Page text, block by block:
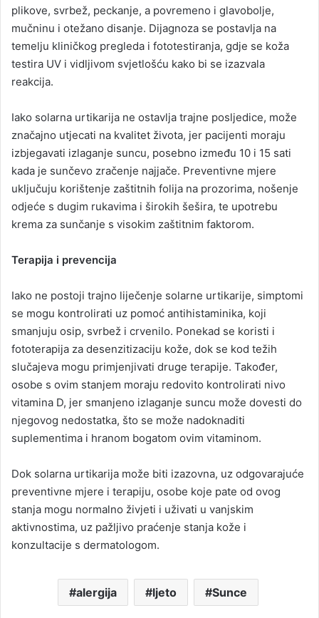
plikove, svrbež, peckanje, a povremeno i glavobolje,
mučninu i otežano disanje. Dijagnoza se postavlja na
temelju kliničkog pregleda i fototestiranja, gdje se koža
testira UV i vidljivom svjetlošću kako bi se izazvala
reakcija.
Iako solarna urtikarija ne ostavlja trajne posljedice, može
značajno utjecati na kvalitet života, jer pacijenti moraju
izbjegavati izlaganje suncu, posebno između 10 i 15 sati
kada je sunčevo zračenje najjače. Preventivne mjere
uključuju korištenje zaštitnih folija na prozorima, nošenje
odjeće s dugim rukavima i širokih šešira, te upotrebu
krema za sunčanje s visokim zaštitnim faktorom.
Terapija i prevencija
Iako ne postoji trajno liječenje solarne urtikarije, simptomi
se mogu kontrolirati uz pomoć antihistaminika, koji
smanjuju osip, svrbež i crvenilo. Ponekad se koristi i
fototerapija za desenzitizaciju kože, dok se kod težih
slučajeva mogu primjenjivati druge terapije. Također,
osobe s ovim stanjem moraju redovito kontrolirati nivo
vitamina D, jer smanjeno izlaganje suncu može dovesti do
njegovog nedostatka, što se može nadoknaditi
suplementima i hranom bogatom ovim vitaminom.
Dok solarna urtikarija može biti izazovna, uz odgovarajuće
preventivne mjere i terapiju, osobe koje pate od ovog
stanja mogu normalno živjeti i uživati u vanjskim
aktivnostima, uz pažljivo praćenje stanja kože i
konzultacije s dermatologom.
alergija ljeto Sunce